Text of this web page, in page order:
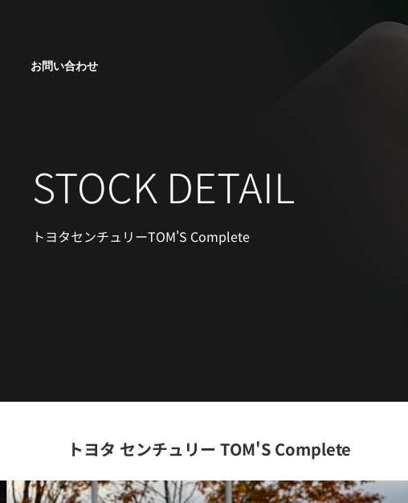
お問い合わせ
STOCK DETAIL
トヨタセンチュリーTOM'S Complete
トヨタ センチュリー TOM'S Complete